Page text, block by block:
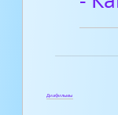
Диафильмы